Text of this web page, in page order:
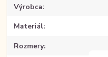
Výrobca
Materiál
Rozmery